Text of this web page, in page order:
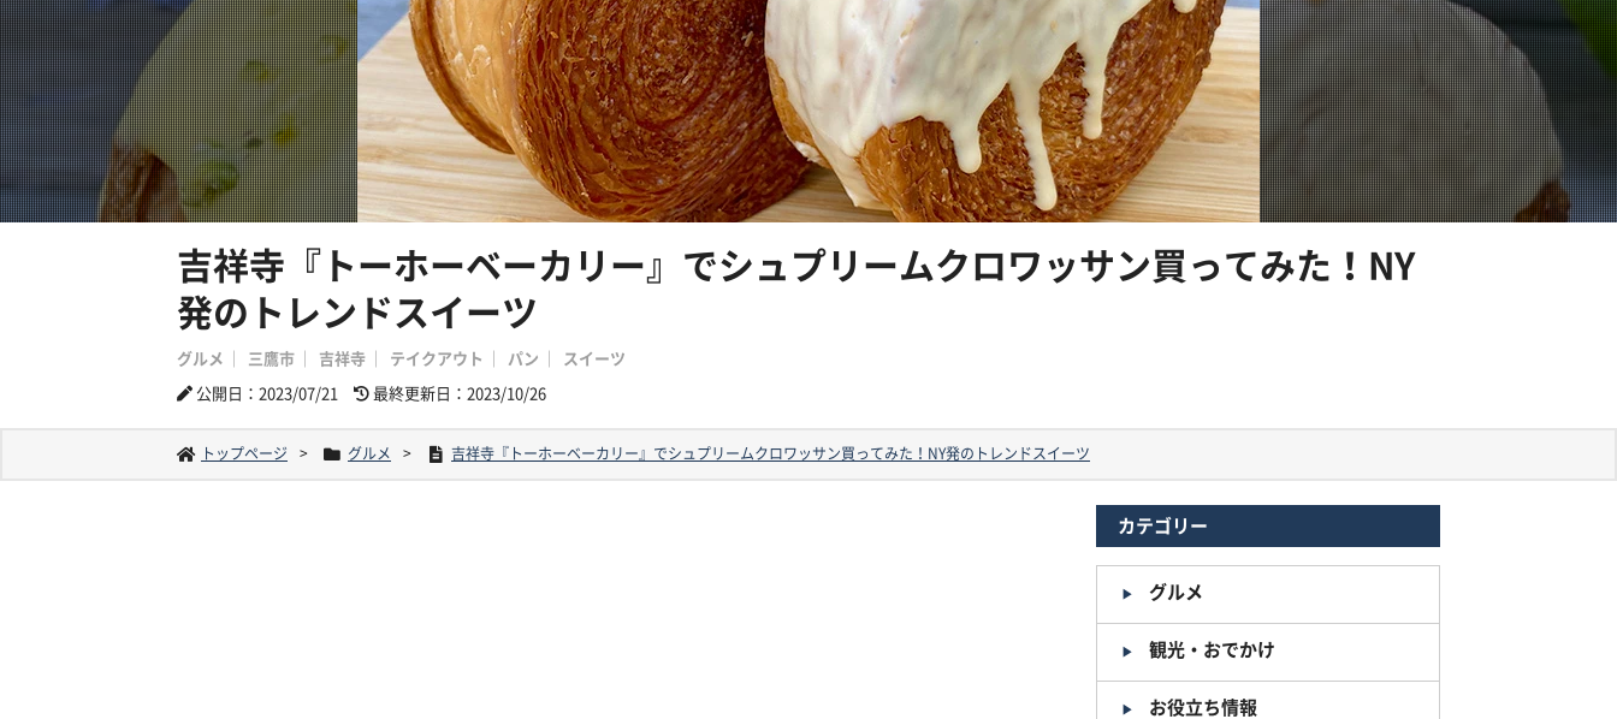
吉祥寺『トーホーベーカリー』でシュプリームクロワッサン買ってみた！NY
発のトレンドスイーツ
グルメ 三鷹市 吉祥寺 テイクアウト パン
スイーツ
公開日：2023/07/21
最終更新日：2023/10/26
トップページ グルメ 吉祥寺『トーホーベーカリー』でシュプリームクロワッサン買ってみた！NY発のトレンドスイーツ
カテゴリー
グルメ
観光・おでかけ
お役立ち情報